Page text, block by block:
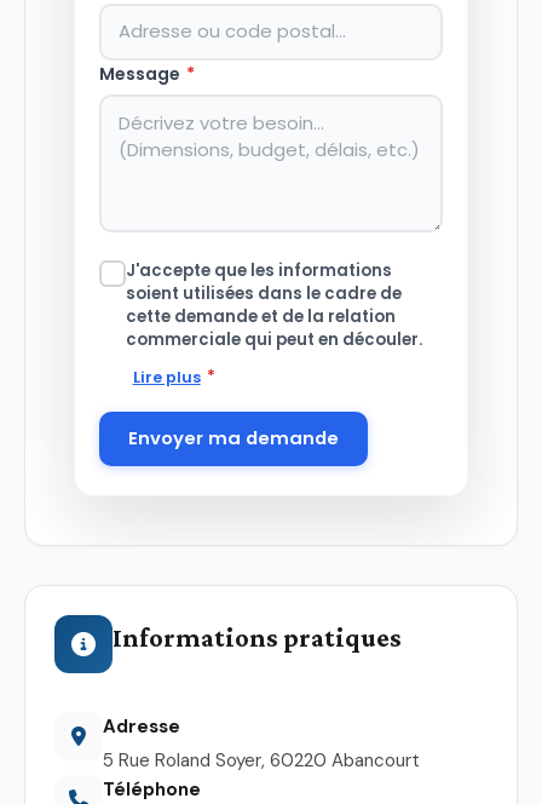
Message *
J'accepte que les informations
soient utilisées dans le cadre de
cette demande et de la relation
commerciale qui peut en découler.
Lire plus *
Envoyer ma demande
Informations pratiques
Adresse
5 Rue Roland Soyer, 60220 Abancourt
Téléphone